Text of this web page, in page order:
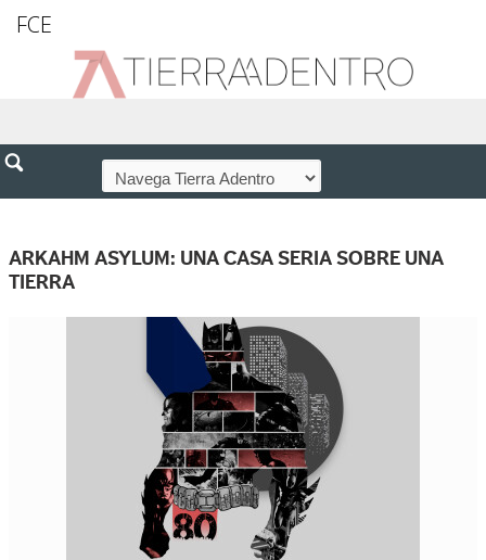
FCE
ARKAHM ASYLUM: UNA CASA SERIA SOBRE UNA
TIERRA